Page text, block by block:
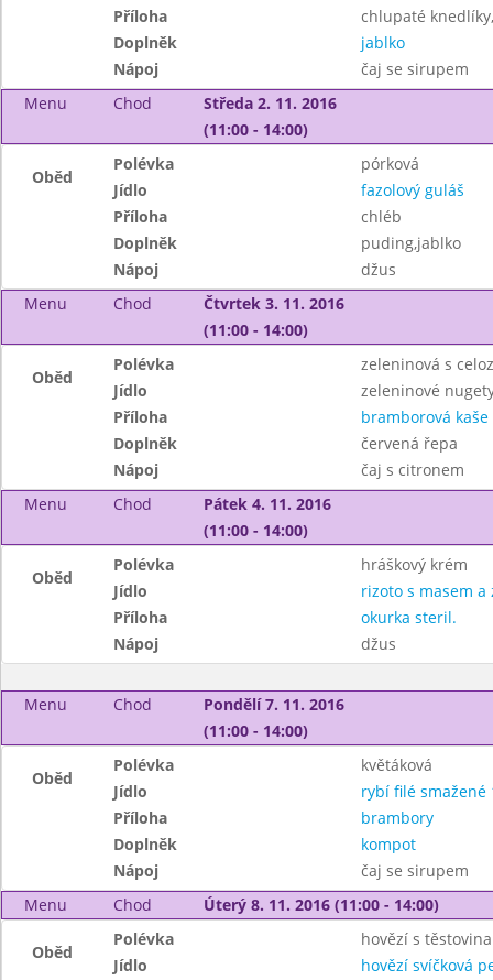
Příloha
chlupaté
Doplněk
jablko
Nápoj
čaj se sirupem
Menu
Chod
Středa 2. 11. 2016
(11:00 - 14:00)
Oběd
Polévka
pórková
Jídlo
fazolový guláš
Příloha
chléb
Doplněk
puding,jablko
Nápoj
džus
Menu
Chod
Čtvrtek 3. 11. 2016
(11:00 - 14:00)
Oběd
Polévka
zeleninová s
Jídlo
zeleninové
Příloha
bramborová kaše
Doplněk
červená řepa
Nápoj
čaj s citronem
Menu
Chod
Pátek 4. 11. 2016
(11:00 - 14:00)
Oběd
Polévka
hráškový krém
Jídlo
rizoto s masem a
Příloha
okurka steril.
Nápoj
džus
Menu Chod
Pondělí 7. 11. 2016
(11:00 - 14:00)
Oběd
Polévka
květáková
Jídlo
rybí filé smažené
Příloha
brambory
Doplněk
kompot
Nápoj
čaj se sirupem
Menu
Chod Úterý 8. 11. 2016 (11:00 - 14:00)
Oběd
Polévka
hovězí s
Jídlo
hovězí svíčková